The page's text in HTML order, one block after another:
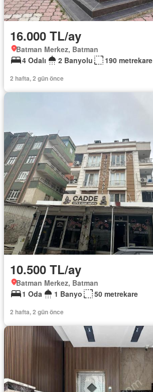
16.000 TL/ay
Batman Merkez, Batman
4 Odalı
2 Banyolu 190 metrekare
2 hafta, 2 gün önce
10.500 TL/ay
Batman Merkez, Batman
1 Oda
1 Banyo 50 metrekare
2 hafta, 2 gün önce